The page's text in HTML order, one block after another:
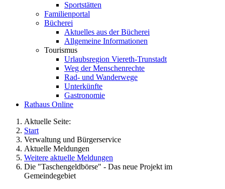
Sportstätten
Familienportal
Bücherei
Aktuelles aus der Bücherei
Allgemeine Informationen
Tourismus
Urlaubsregion Viereth-Trunstadt
Weg der Menschenrechte
Rad- und Wanderwege
Unterkünfte
Gastronomie
Rathaus Online
Aktuelle Seite:
Start
Verwaltung und Bürgerservice
Aktuelle Meldungen
Weitere aktuelle Meldungen
Die "Taschengeldbörse" - Das neue Projekt im
Gemeindegebiet